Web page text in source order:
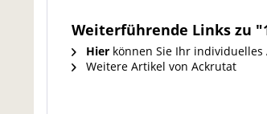
Weiterführende Links zu
Hier können Sie Ihr
Weitere Artikel von Ackrutat